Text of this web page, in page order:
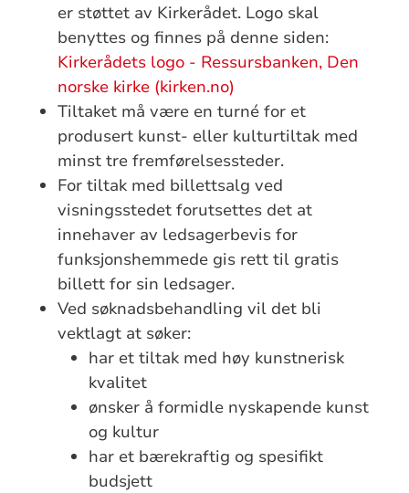
er støttet av Kirkerådet. Logo skal
benyttes og finnes på denne siden:
Kirkerådets logo - Ressursbanken, Den
norske kirke (kirken.no)
Tiltaket må være en turné for et
produsert kunst- eller kulturtiltak med
minst tre fremførelsessteder.
For tiltak med billettsalg ved
visningsstedet forutsettes det at
innehaver av ledsagerbevis for
funksjonshemmede gis rett til gratis
billett for sin ledsager.
Ved søknadsbehandling vil det bli
vektlagt at søker:
har et tiltak med høy kunstnerisk
kvalitet
ønsker å formidle nyskapende kunst
og kultur
har et bærekraftig og spesifikt
budsjett